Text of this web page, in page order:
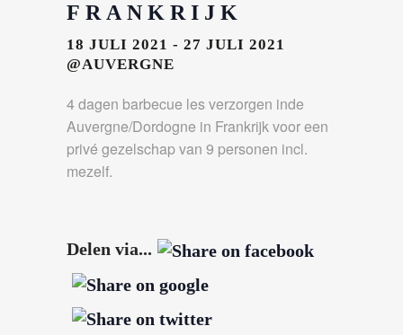
FRANKRIJK
18 JULI 2021 - 27 JULI 2021
@AUVERGNE
4 dagen barbecue les verzorgen inde
Auvergne/Dordogne in Frankrijk voor een
privé gezelschap van 9 personen incl.
mezelf.
Delen via...